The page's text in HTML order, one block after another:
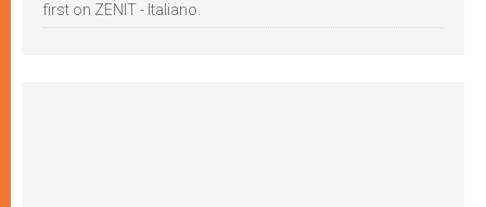
first on ZENIT - Italiano.